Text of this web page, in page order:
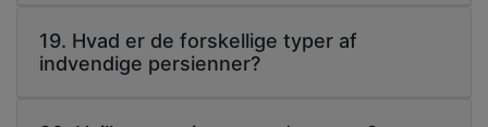
19. Hvad er de forskellige typer af
indvendige persienner?